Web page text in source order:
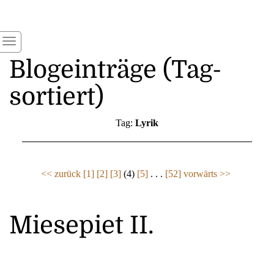
Blogeinträge (Tag-
sortiert)
Tag: Lyrik
<< zurück [1] [2] [3] (4) [5] . . . [52] vorwärts >>
Miesepiet II.